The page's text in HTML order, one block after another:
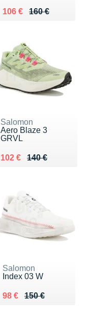
160 €
Au lieu de 160 €
106 €
Vendu 106 €
Salomon
Aero Blaze 3
GRVL
140 €
Au lieu de 140 €
102 €
Vendu 102 €
Salomon
Index 03 W
150 €
Au lieu de 150 €
98 €
Vendu 98 €